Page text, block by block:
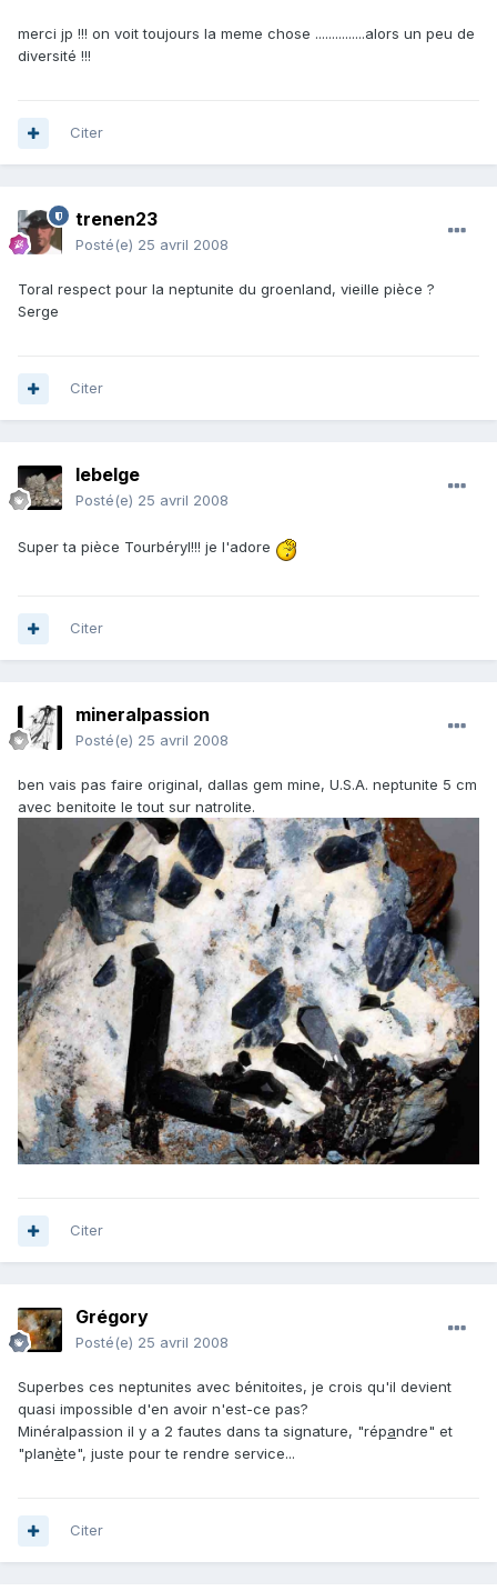
merci jp !!! on voit toujours la meme chose ...............alors un peu de
diversité !!!
Citer
trenen23
Posté(e) 25 avril 2008
Toral respect pour la neptunite du groenland, vieille pièce ?
Serge
Citer
lebelge
Posté(e) 25 avril 2008
Super ta pièce Tourbéryl!!! je l'adore
Citer
mineralpassion
Posté(e) 25 avril 2008
ben vais pas faire original, dallas gem mine, U.S.A. neptunite 5 cm
avec benitoite le tout sur natrolite.
Citer
Grégory
Posté(e) 25 avril 2008
Superbes ces neptunites avec bénitoites, je crois qu'il devient
quasi impossible d'en avoir n'est-ce pas?
Minéralpassion il y a 2 fautes dans ta signature, "répandre" et
"planète", juste pour te rendre service...
Citer